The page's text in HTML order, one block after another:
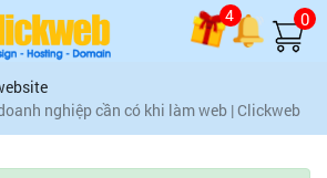
4 0
nghiệp cần có khi làm web | Clickweb